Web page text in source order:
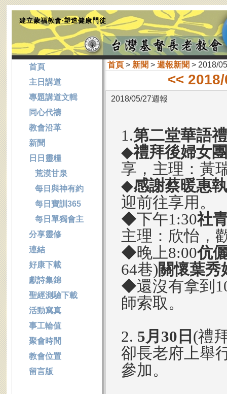
建立蒙福教會‧塑造健康門徒
首頁> 新聞 > 週報新聞 > 2018/
<<
2018/05/27週報
1.第二堂華語
◆禮拜後婦女
享，主理：黃
◆感謝蔡暖惠
迎前往享用。
◆下午1:30社
主理：欣怡，
◆晚上8:00伉
64巷)關懷葉秀
◆還沒有拿到
師索取。
2. 5月30日 (禮
卻長老府上舉
參加。
首頁
主日講道
專題講道文輯
同心代禱
教會沿革
新聞
日日靈糧
荒漠甘泉
每日與神有約
每日寶訓365
每日單獨會主
分享靈修
連結
好康下載
獻詩集錦
聖經測驗下載
活動寫真
事工輪值
聚會時間
教會位置
留言版